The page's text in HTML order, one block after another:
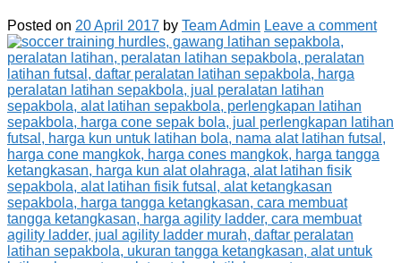
Posted on 20 April 2017 by Team Admin Leave a comment